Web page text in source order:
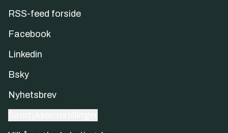
RSS-feed forside
Facebook
Linkedin
Bsky
Nyhetsbrev